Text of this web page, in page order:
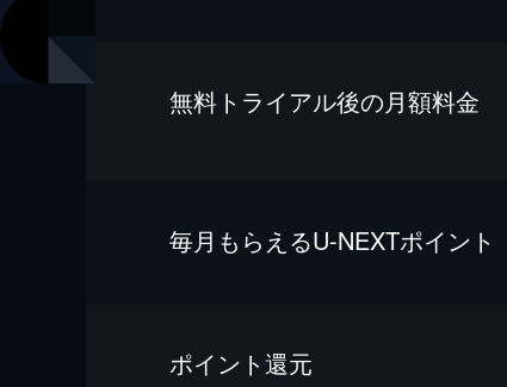
無料トライアル後の⽉額料金
毎⽉もらえるU-NEXTポイント
ポイント還元